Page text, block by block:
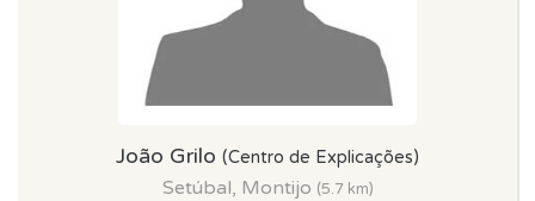
João Grilo (Centro de Explicações)
Setúbal, Montijo (5.7 km)